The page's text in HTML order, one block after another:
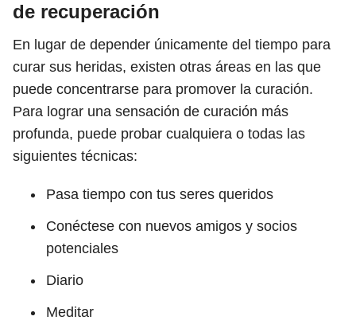
de recuperación
En lugar de depender únicamente del tiempo para
curar sus heridas, existen otras áreas en las que
puede concentrarse para promover la curación.
Para lograr una sensación de curación más
profunda, puede probar cualquiera o todas las
siguientes técnicas:
Pasa tiempo con tus seres queridos
Conéctese con nuevos amigos y socios
potenciales
Diario
Meditar